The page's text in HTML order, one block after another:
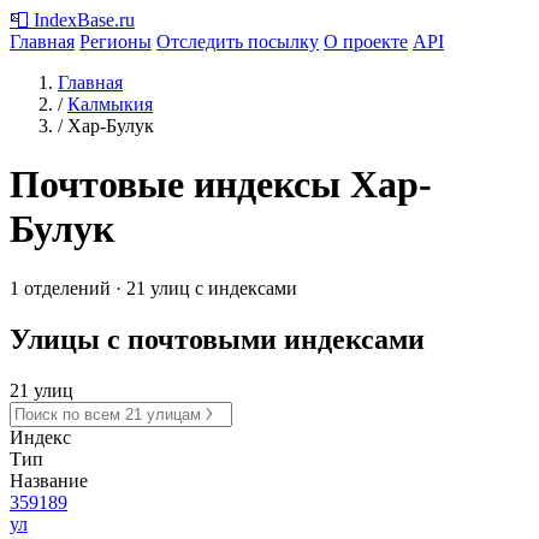
📮 IndexBase.ru
Главная Регионы Отследить посылку О проекте API
Главная
/ Калмыкия
/ Хар-Булук
Почтовые индексы Хар-
Булук
1 отделений · 21 улиц с индексами
Улицы с почтовыми индексами
21 улиц
Индекс
Тип
Название
359189
ул